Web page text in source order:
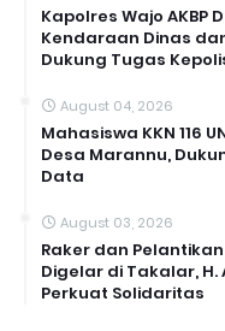
Kapolres Wajo AKBP
Kendaraan Dinas
Dukung Tugas
August 04, 2026
Mahasiswa KKN 116
Desa Marannu,
Data
August 03, 2026
Raker dan
Digelar di Takalar,
Perkuat Solidaritas